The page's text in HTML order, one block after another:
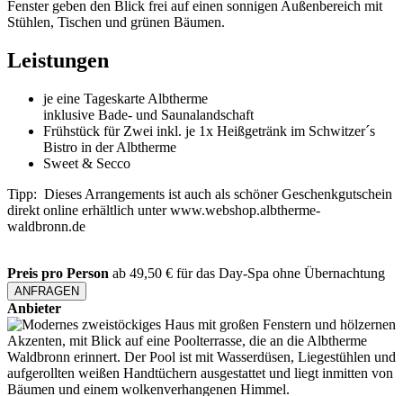
Leistungen
je eine Tageskarte Albtherme
inklusive Bade- und Saunalandschaft
Frühstück für Zwei inkl. je 1x Heißgetränk im Schwitzer´s
Bistro in der Albtherme
Sweet & Secco
Tipp: Dieses Arrangements ist auch als schöner Geschenkgutschein
direkt online erhältlich unter www.webshop.albtherme-
waldbronn.de
Preis pro Person ab 49,50 € für das Day-Spa ohne Übernachtung
ANFRAGEN
Anbieter